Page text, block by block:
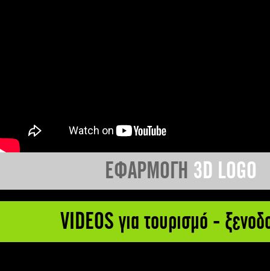
ΕΦΑΡΜΟΓΗ 3D LOGO
VIDEOS για τουρισμό -